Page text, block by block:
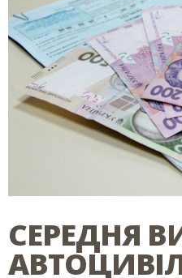
СЕРЕДНЯ